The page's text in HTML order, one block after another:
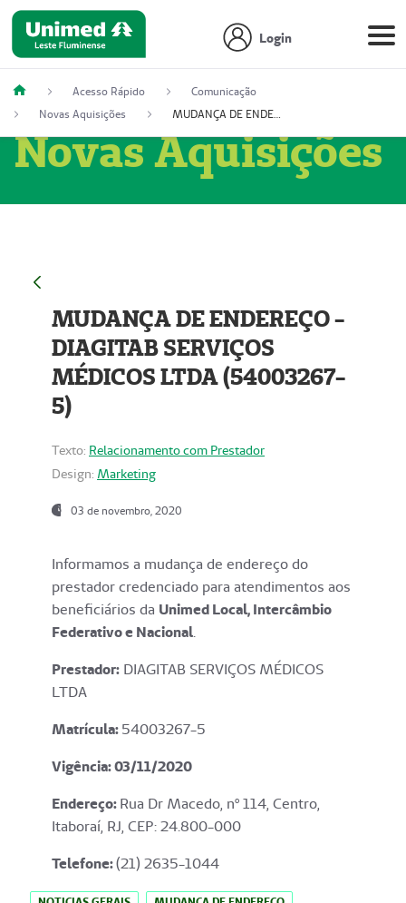
Login
Acesso Rápido
Comunicação
Novas Aquisições
MUDANÇA DE ENDEREÇO - DIAGITAB SERVIÇOS MÉDICOS LTDA (54003267-5)
Novas Aquisições
MUDANÇA DE ENDEREÇO -
DIAGITAB SERVIÇOS
MÉDICOS LTDA (54003267-
5)
Texto: Relacionamento com Prestador
Design: Marketing
03 de novembro, 2020
Informamos a mudança de endereço do
prestador credenciado para atendimentos aos
beneficiários da Unimed Local, Intercâmbio
Federativo e Nacional.
Prestador: DIAGITAB SERVIÇOS MÉDICOS
LTDA
Matrícula:54003267-5
Vigência: 03/11/2020
Endereço:Rua Dr Macedo, nº 114, Centro,
Itaboraí, RJ, CEP: 24.800-000
Telefone:(21) 2635-1044